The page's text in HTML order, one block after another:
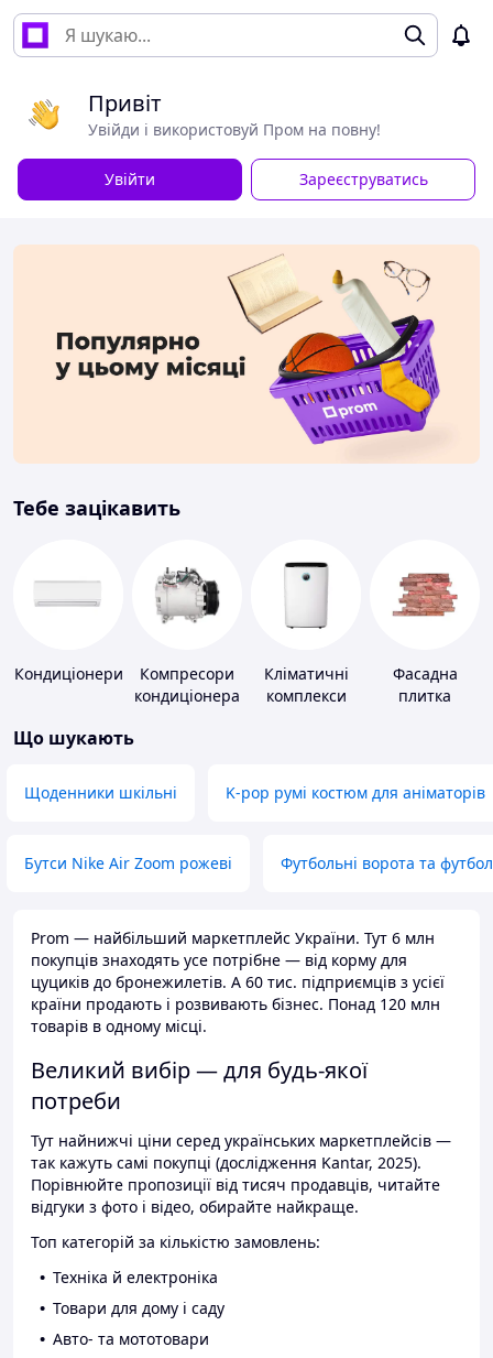
Привіт
Увійди і використовуй Пром на повну!
Увійти Зареєструватись
Тебе зацікавить
Кондиціонери
Компресори
кондиціонера
Кліматичні
комплекси
Фасадна
плитка
Що шукають
Щоденники шкільні K-pop румі костюм для аніматорів
Бутси Nike Air Zoom рожеві Футбольні ворота та
Prom — найбільший маркетплейс України. Тут 6 млн
покупців знаходять усе потрібне — від корму для
цуциків до бронежилетів. А 60 тис. підприємців з усієї
країни продають і розвивають бізнес. Понад 120 млн
товарів в одному місці.
Великий вибір — для будь-якої
потреби
Тут найнижчі ціни серед українських маркетплейсів —
так кажуть самі покупці (дослідження Kantar, 2025).
Порівнюйте пропозиції від тисяч продавців, читайте
відгуки з фото і відео, обирайте найкраще.
Топ категорій за кількістю замовлень:
Техніка й електроніка
Товари для дому і саду
Авто- та мототовари